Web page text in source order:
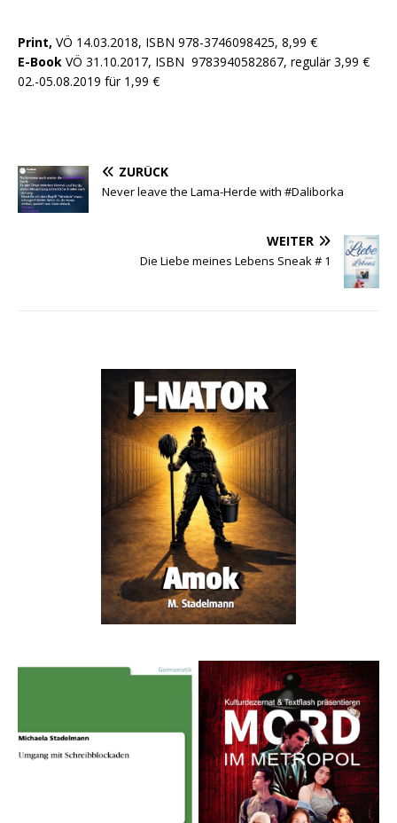
Print, VÖ 14.03.2018, ISBN 978-3746098425, 8,99 €
E-Book VÖ 31.10.2017, ISBN 9783940582867, regulär 3,99 €
02.-05.08.2019 für 1,99 €
ZURÜCK
Never leave the Lama-Herde with #Daliborka
WEITER
Die Liebe meines Lebens Sneak # 1